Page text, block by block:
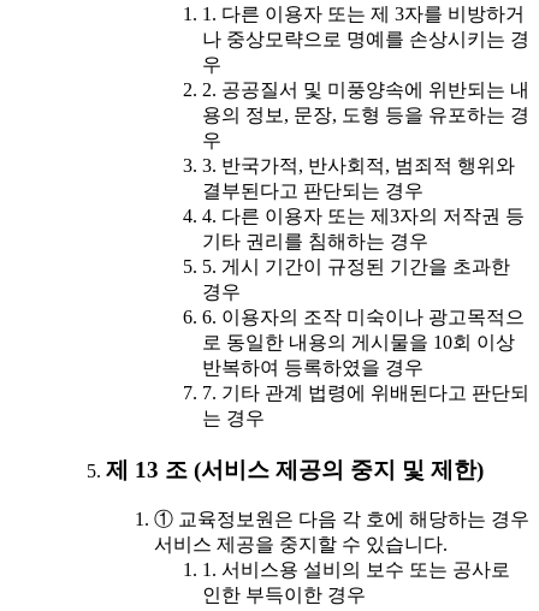
1. 다른 이용자 또는 제 3자를 비방하거
나 중상모략으로 명예를 손상시키는 경
우
2. 공공질서 및 미풍양속에 위반되는 내
용의 정보, 문장, 도형 등을 유포하는 경
우
3. 반국가적, 반사회적, 범죄적 행위와
결부된다고 판단되는 경우
4. 다른 이용자 또는 제3자의 저작권 등
기타 권리를 침해하는 경우
5. 게시 기간이 규정된 기간을 초과한
경우
6. 이용자의 조작 미숙이나 광고목적으
로 동일한 내용의 게시물을 10회 이상
반복하여 등록하였을 경우
7. 기타 관계 법령에 위배된다고 판단되
는 경우
제 13 조 (서비스 제공의 중지 및 제한)
① 교육정보원은 다음 각 호에 해당하는 경우
서비스 제공을 중지할 수 있습니다.
1. 서비스용 설비의 보수 또는 공사로
인한 부득이한 경우